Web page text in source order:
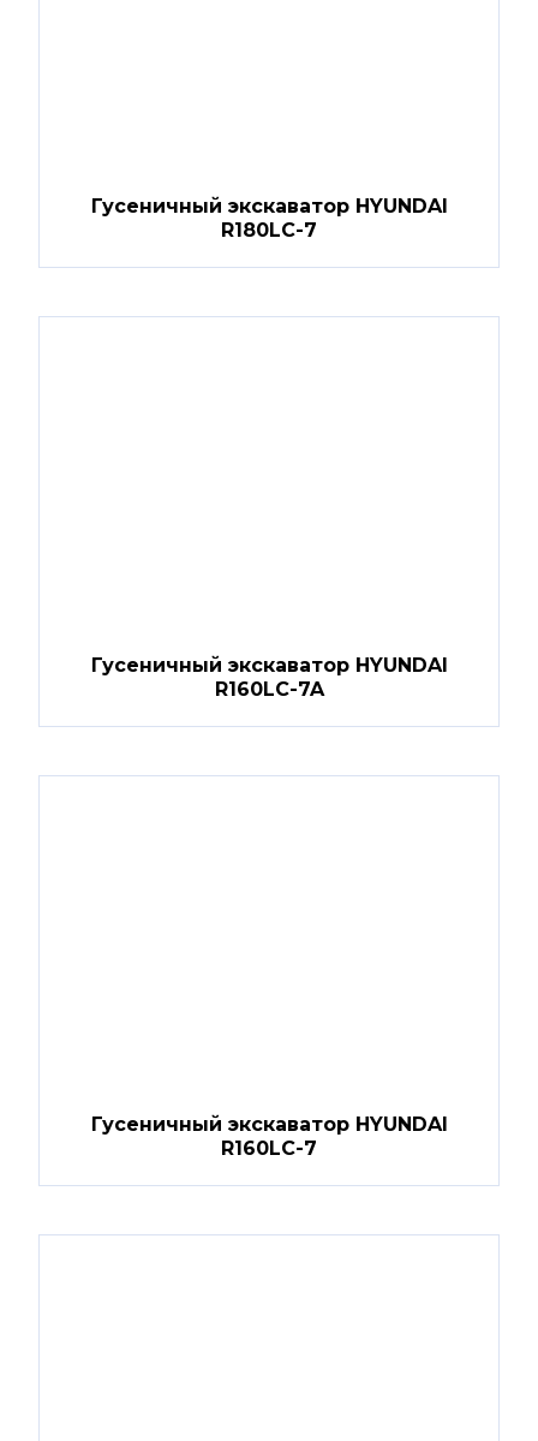
Гусеничный экскаватор HYUNDAI
R180LC-7
Гусеничный экскаватор HYUNDAI
R160LC-7A
Гусеничный экскаватор HYUNDAI
R160LC-7